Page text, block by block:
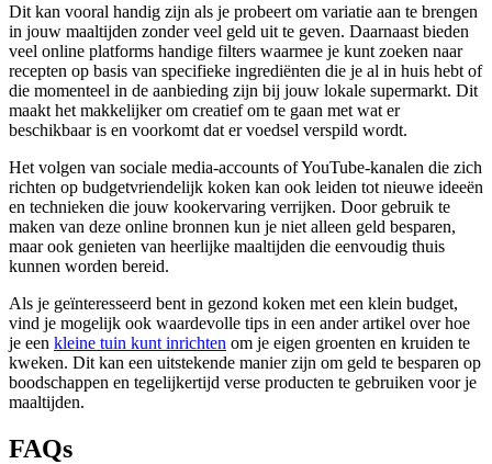
Dit kan vooral handig zijn als je probeert om variatie aan te brengen
in jouw maaltijden zonder veel geld uit te geven. Daarnaast bieden
veel online platforms handige filters waarmee je kunt zoeken naar
recepten op basis van specifieke ingrediënten die je al in huis hebt of
die momenteel in de aanbieding zijn bij jouw lokale supermarkt. Dit
maakt het makkelijker om creatief om te gaan met wat er
beschikbaar is en voorkomt dat er voedsel verspild wordt.
Het volgen van sociale media-accounts of YouTube-kanalen die zich
richten op budgetvriendelijk koken kan ook leiden tot nieuwe ideeën
en technieken die jouw kookervaring verrijken. Door gebruik te
maken van deze online bronnen kun je niet alleen geld besparen,
maar ook genieten van heerlijke maaltijden die eenvoudig thuis
kunnen worden bereid.
Als je geïnteresseerd bent in gezond koken met een klein budget,
vind je mogelijk ook waardevolle tips in een ander artikel over hoe
je een kleine tuin kunt inrichten om je eigen groenten en kruiden te
kweken. Dit kan een uitstekende manier zijn om geld te besparen op
boodschappen en tegelijkertijd verse producten te gebruiken voor je
maaltijden.
FAQs